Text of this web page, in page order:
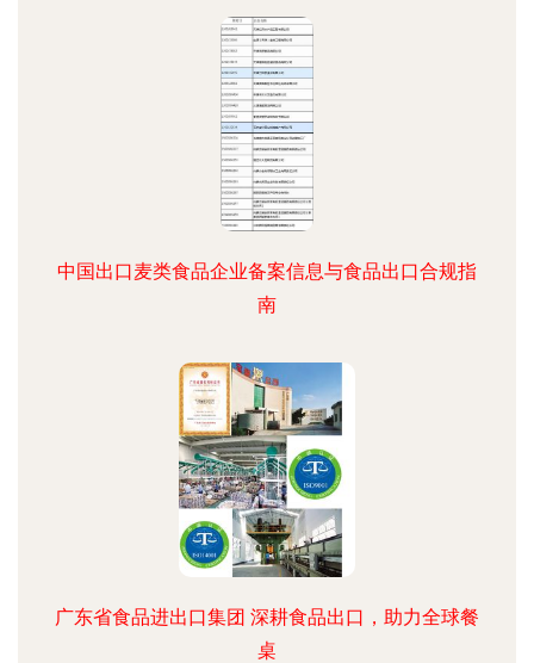
中国出口麦类食品企业备案信息与食品出口合规指
南
广东省食品进出口集团 深耕食品出口，助力全球餐
桌